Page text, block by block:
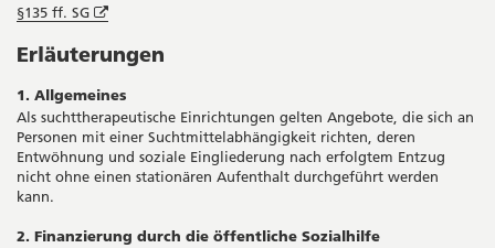
§135 ff. SG
Öffnet
neuem
Fenster
Erläuterungen
1. Allgemeines
Als suchttherapeutische Einrichtungen gelten Angebote, die sich an
Personen mit einer Suchtmittelabhängigkeit richten, deren
Entwöhnung und soziale Eingliederung nach erfolgtem Entzug
nicht ohne einen stationären Aufenthalt durchgeführt werden
kann.
2. Finanzierung durch die öffentliche Sozialhilfe